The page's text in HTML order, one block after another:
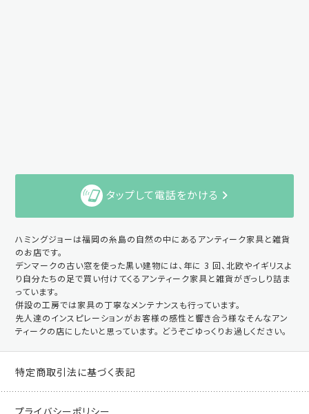
タップして電話をかける
ハミングジョーは福岡の糸島の自然の中にあるアンティーク家具と雑貨
のお店です。
デンマークの古い窓を使った黒い建物には、年に 3 回、北欧やイギリスよ
り自分たちの足で買い付けてくるアンティーク家具と雑貨がぎっしり詰ま
っています。
併設の工房では家具の丁寧なメンテナンスも行っています。
先人達のインスピレーションがお客様の感性と響き合う様なそんなアン
ティークの店にしたいと思っています。 どうぞごゆっくりお過しください。
特定商取引法に基づく表記